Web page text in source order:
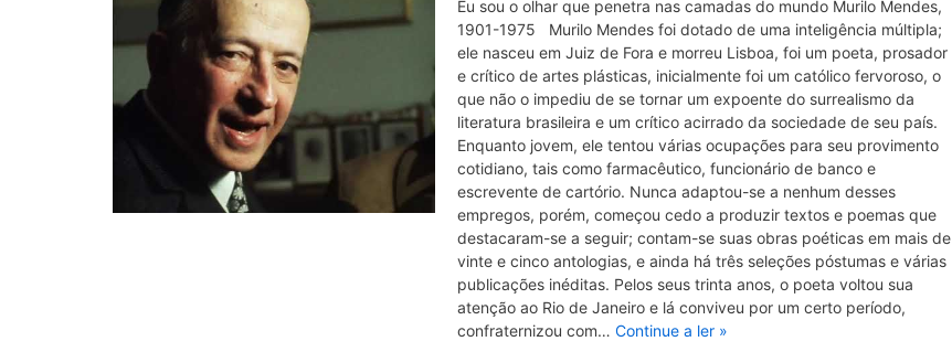
Eu sou o olhar que penetra nas camadas do mundo Murilo Mendes,
1901-1975 Murilo Mendes foi dotado de uma inteligência múltipla;
ele nasceu em Juiz de Fora e morreu Lisboa, foi um poeta, prosador
e crítico de artes plásticas, inicialmente foi um católico fervoroso, o
que não o impediu de se tornar um expoente do surrealismo da
literatura brasileira e um crítico acirrado da sociedade de seu país.
Enquanto jovem, ele tentou várias ocupações para seu provimento
cotidiano, tais como farmacêutico, funcionário de banco e
escrevente de cartório. Nunca adaptou-se a nenhum desses
empregos, porém, começou cedo a produzir textos e poemas que
destacaram-se a seguir; contam-se suas obras poéticas em mais de
vinte e cinco antologias, e ainda há três seleções póstumas e várias
publicações inéditas. Pelos seus trinta anos, o poeta voltou sua
atenção ao Rio de Janeiro e lá conviveu por um certo período,
confraternizou com… Continue a ler »